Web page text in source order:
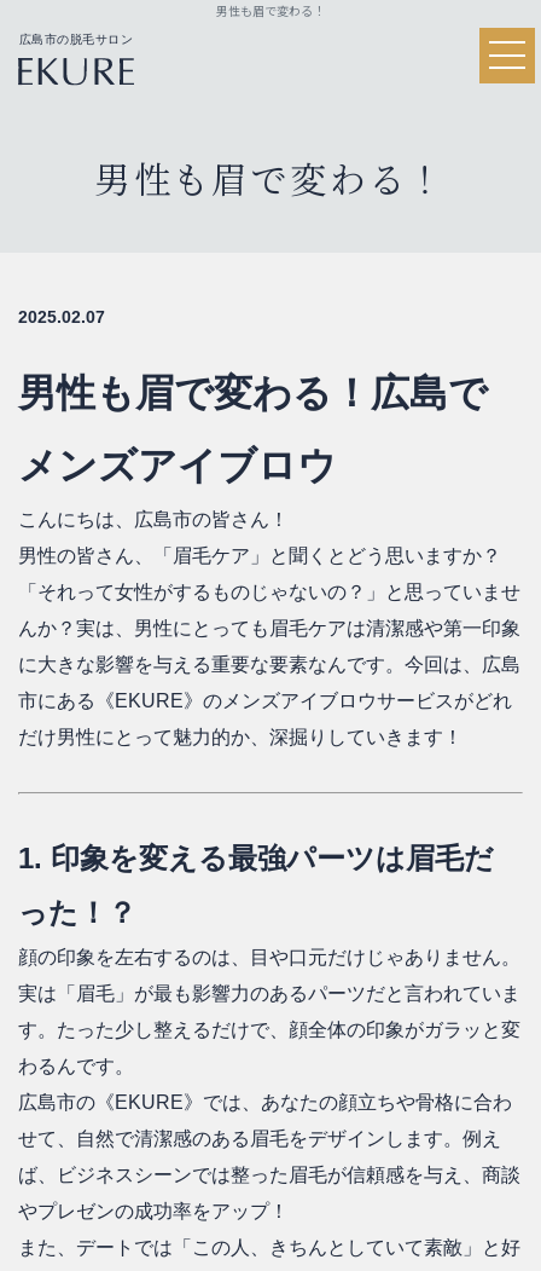
男性も眉で変わる！
メンズ脱毛
お問い合わせ
店舗一覧
広島市の脱毛サロン
男性も眉で変わる！
2025.02.07
男性も眉で変わる！広島で
メンズアイブロウ
こんにちは、広島市の皆さん！
男性の皆さん、「眉毛ケア」と聞くとどう思いますか？
「それって女性がするものじゃないの？」と思っていませ
んか？実は、男性にとっても眉毛ケアは清潔感や第一印象
に大きな影響を与える重要な要素なんです。今回は、広島
市にある《EKURE》のメンズアイブロウサービスがどれ
だけ男性にとって魅力的か、深掘りしていきます！
1. 印象を変える最強パーツは眉毛だ
った！？
顔の印象を左右するのは、目や口元だけじゃありません。
実は「眉毛」が最も影響力のあるパーツだと言われていま
す。たった少し整えるだけで、顔全体の印象がガラッと変
わるんです。
広島市の《EKURE》では、あなたの顔立ちや骨格に合わ
せて、自然で清潔感のある眉毛をデザインします。例え
ば、ビジネスシーンでは整った眉毛が信頼感を与え、商談
やプレゼンの成功率をアップ！
また、デートでは「この人、きちんとしていて素敵」と好